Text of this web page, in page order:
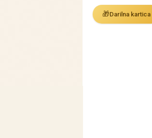
🎁Darilna kartica